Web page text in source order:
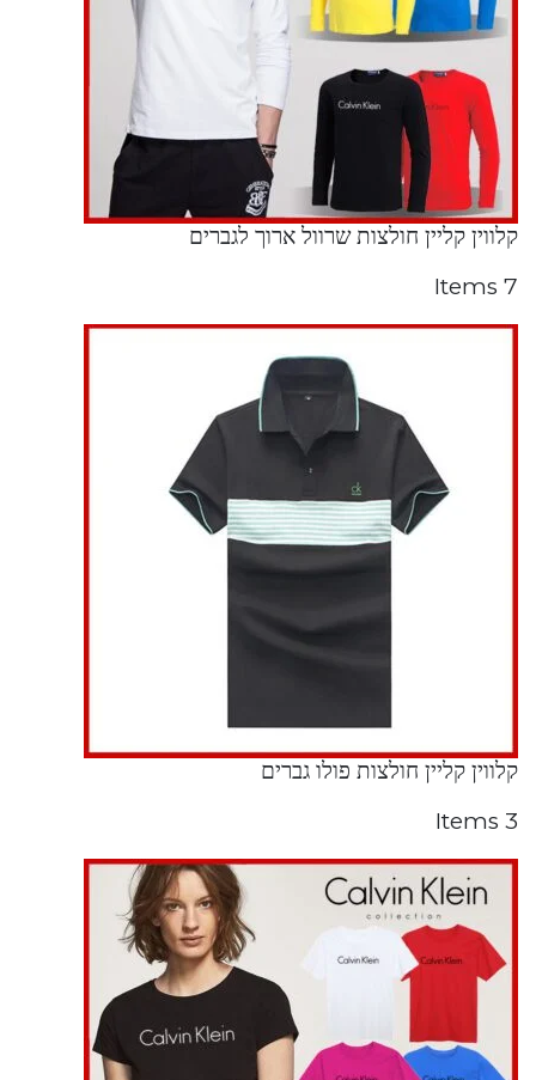
קלווין קליין חולצות שרוול ארוך לגברים
7 Items
קלווין קליין חולצות פולו גברים
3 Items